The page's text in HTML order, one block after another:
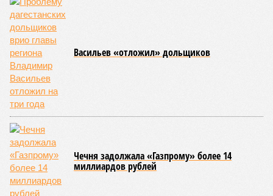
Васильев «отложил» дольщиков
Чечня задолжала «Газпрому» более 14
миллиардов рублей